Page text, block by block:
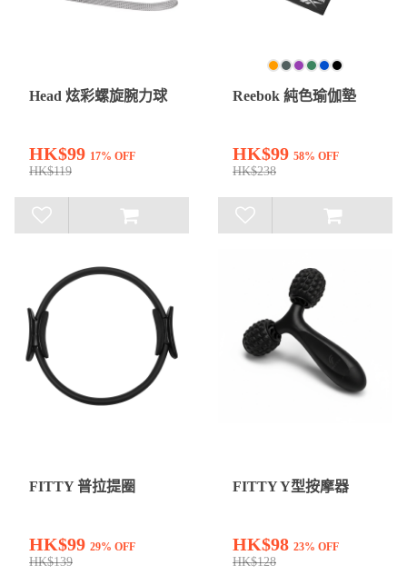
Head 炫彩螺旋腕力球
HK$99 17% OFF
HK$119
Reebok 純色瑜伽墊
HK$99 58% OFF
HK$238
FITTY 普拉提圈
HK$99 29% OFF
HK$139
FITTY Y型按摩器
HK$98 23% OFF
HK$128